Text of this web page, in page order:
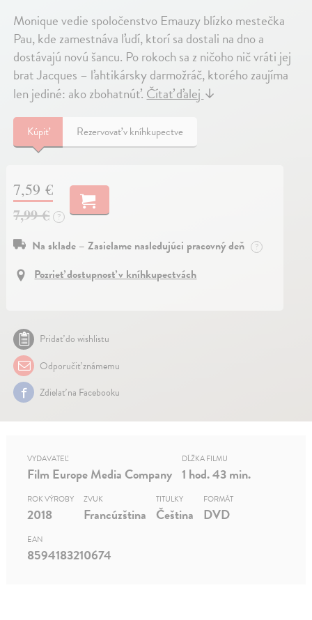
Monique vedie spoločenstvo Emauzy blízko mestečka
Pau, kde zamestnáva ľudí, ktorí sa dostali na dno a
dostávajú novú šancu. Po rokoch sa z ničoho nič vráti jej
brat Jacques – ľahtikársky darmožráč, ktorého zaujíma
len jediné: ako zbohatnúť.Čítať ďalej↓
Kúpiť Rezervovať v kníhkupectve
7,59 €
7,99 €
?
Na sklade – Zasielame nasledujúci pracovný deň ?
Pozrieť dostupnosť v kníhkupectvách
Pridať do wishlistu
Odporučiť známemu
Zdielať na Facebooku
VYDAVATEĽ
Film Europe Media Company
DĹŽKA FILMU
1 hod. 43 min.
ROK VÝROBY
2018
ZVUK
Francúzština
TITULKY
Čeština
FORMÁT
DVD
EAN
8594183210674